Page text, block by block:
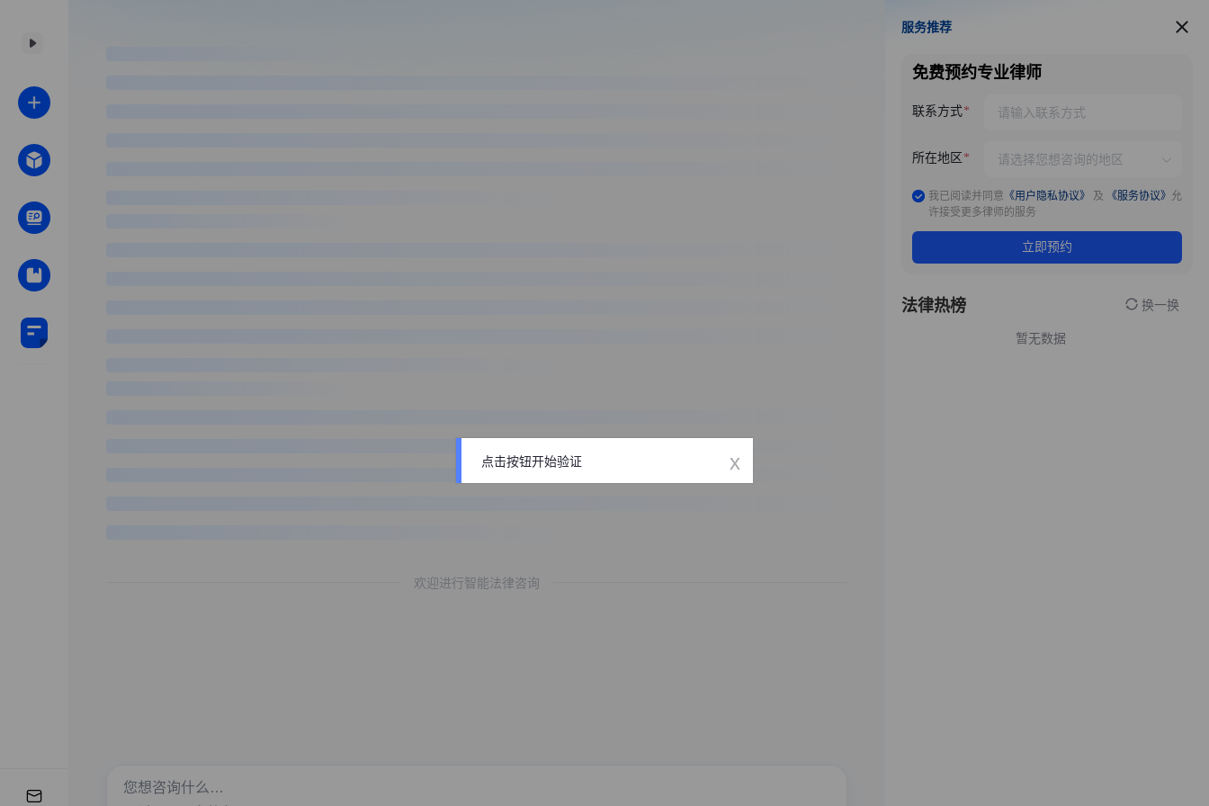
欢迎进行智能法律咨询
服务推荐
服务推荐
免费预约专业律师
联系方式
所在地区
我已阅读并同意 《用户隐私协议》 及 《服务协议》 允
许接受更多律师的服务
立即预约
法律热榜 换一换
暂无数据
点击按钮开始验证 x